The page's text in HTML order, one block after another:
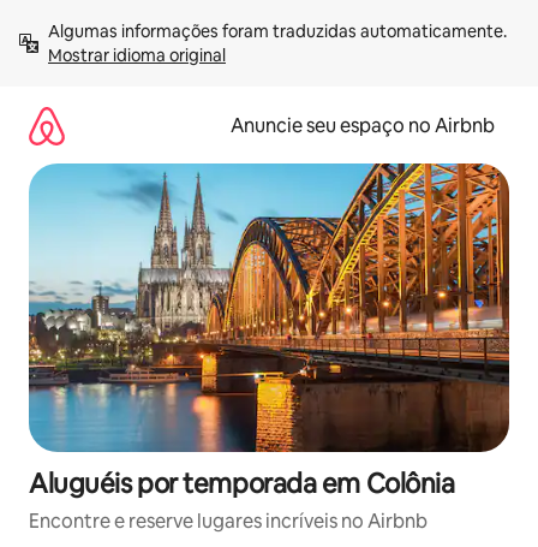
para
Mostrar idioma original
Anuncie seu espaço no Airbnb
Aluguéis por temporada em Colônia
Encontre e reserve lugares incríveis no Airbnb